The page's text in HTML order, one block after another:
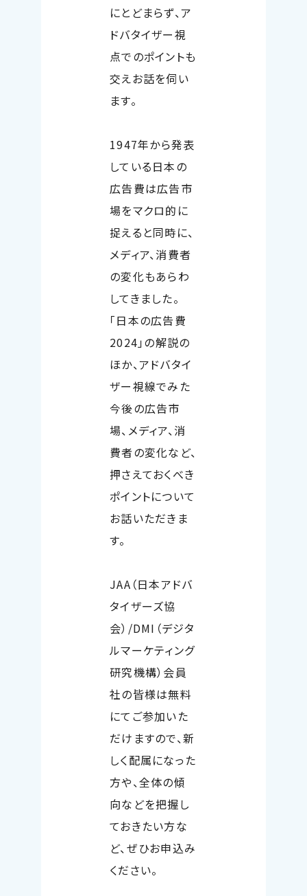
にとどまらず、ア
ドバタイザー視
点でのポイントも
交えお話を伺い
ます。
1947年から発表
している日本の
広告費は広告市
場をマクロ的に
捉えると同時に、
メディア、消費者
の変化もあらわ
してきました。
「日本の広告費
2024」の解説の
ほか、アドバタイ
ザー視線でみた
今後の広告市
場、メディア、消
費者の変化など、
押さえておくべき
ポイントについて
お話いただきま
す。
JAA （日本アドバ
タイザーズ協
会） /DMI （デジタ
ルマーケティング
研究機構）会員
社の皆様は無料
にてご参加いた
だけますので、新
しく配属になった
方や、全体の傾
向などを把握し
ておきたい方な
ど、ぜひお申込み
ください。